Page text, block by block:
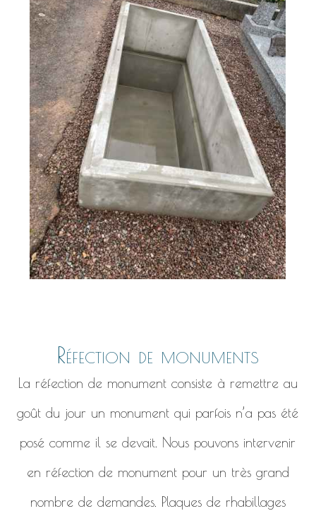
Réfection de monuments
La réfection de monument consiste à remettre au
goût du jour un monument qui parfois n’a pas été
posé comme il se devait. Nous pouvons intervenir
en réfection de monument pour un très grand
nombre de demandes. Plaques de rhabillages